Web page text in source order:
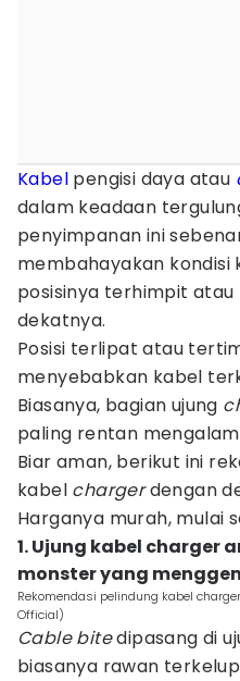
Kabel pengisi daya atau
dalam keadaan
penyimpanan ini
membahayakan kondisi
posisinya terhimpit
dekatnya.
Posisi terlipat atau
menyebabkan kabel
Biasanya, bagian ujung
paling rentan
Biar aman, berikut ini
kabel chargerdengan
Harganya murah, mulai
1. Ujung kabel charger
monster yang
Rekomendasi pelindung kabel
Official)
Cable bitedipasang di
biasanya rawan